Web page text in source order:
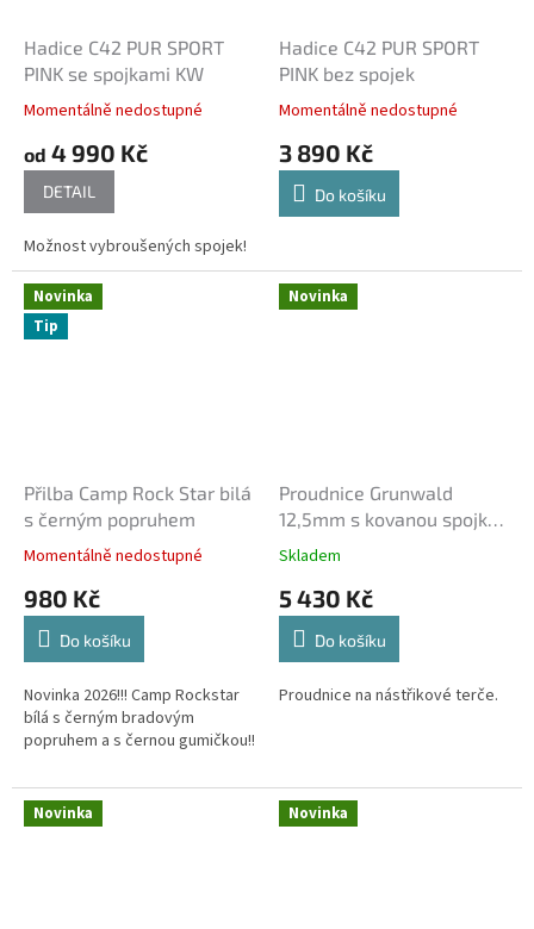
Hadice C42 PUR SPORT
PINK se spojkami KW
Momentálně nedostupné
od 4 990 Kč
DETAIL
Možnost vybroušených spojek!
Hadice C42 PUR SPORT
PINK bez spojek
Momentálně nedostupné
3 890 Kč
Do košíku
Novinka
Tip
Přilba Camp Rock Star bilá
s černým popruhem
Momentálně nedostupné
980 Kč
Do košíku
Novinka 2026!!! Camp Rockstar
bílá s černým bradovým
popruhem a s černou gumičkou!!
Novinka
Proudnice Grunwald
12,5mm s kovanou spojkou
C52
Skladem
5 430 Kč
Do košíku
Proudnice na nástřikové terče.
Novinka Novinka